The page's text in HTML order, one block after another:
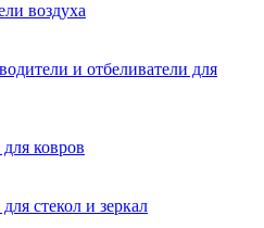
воздуха
и отбеливатели для
ковров
стекол и зеркал